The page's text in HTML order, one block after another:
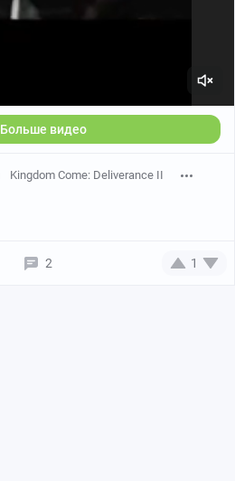
Больше видео
Kingdom Come: Deliverance II
2 1